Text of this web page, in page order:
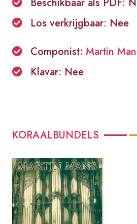
Beschikbaar als PDF:
Los verkrijgbaar: Nee
Componist: Martin
Klavar: Nee
KORAALBUNDELS